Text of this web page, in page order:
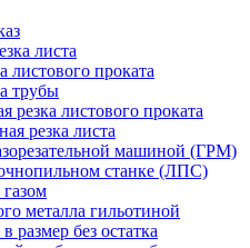
листа
листового проката
трубы
резка листового проката
резка листа
машиной (ГРМ)
станке (ЛПС)
газом
металла гильотиной
размер без остатка